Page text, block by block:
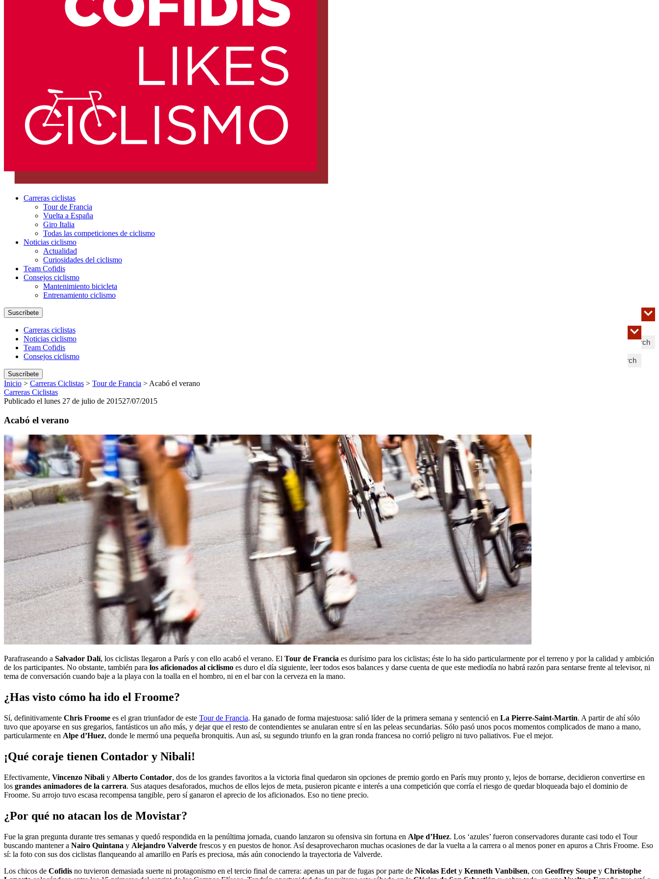
Carreras ciclistas
Tour de Francia
Vuelta a España
Giro Italia
Todas las competiciones de ciclismo
Noticias ciclismo
Actualidad
Curiosidades del ciclismo
Team Cofidis
Consejos ciclismo
Mantenimiento bicicleta
Entrenamiento ciclismo
Search
Suscríbete
Search
Carreras ciclistas
Noticias ciclismo
Team Cofidis
Consejos ciclismo
Suscríbete
Inicio > Carreras Ciclistas > Tour de Francia > Acabó el verano
Carreras Ciclistas
Publicado el lunes 27 de julio de 201527/07/2015
Acabó el verano
Parafraseando a Salvador Dalí, los ciclistas llegaron a París y con ello acabó el verano. El Tour de Francia es durísimo para los ciclistas; éste lo ha sido particularmente por el terreno y por la calidad y ambición
de los participantes. No obstante, también para los aficionados al ciclismo es duro el día siguiente, leer todos esos balances y darse cuenta de que este mediodía no habrá razón para sentarse frente al televisor, ni
tema de conversación cuando baje a la playa con la toalla en el hombro, ni en el bar con la cerveza en la mano.
¿Has visto cómo ha ido el Froome?
Sí, definitivamente Chris Froome es el gran triunfador de este Tour de Francia. Ha ganado de forma majestuosa: salió líder de la primera semana y sentenció en La Pierre-Saint-Martin. A partir de ahí sólo
tuvo que apoyarse en sus gregarios, fantásticos un año más, y dejar que el resto de contendientes se anularan entre sí en las peleas secundarias. Sólo pasó unos pocos momentos complicados de mano a mano,
particularmente en Alpe d’Huez, donde le mermó una pequeña bronquitis. Aun así, su segundo triunfo en la gran ronda francesa no corrió peligro ni tuvo paliativos. Fue el mejor.
¡Qué coraje tienen Contador y Nibali!
Efectivamente, Vincenzo Nibali y Alberto Contador, dos de los grandes favoritos a la victoria final quedaron sin opciones de premio gordo en París muy pronto y, lejos de borrarse, decidieron convertirse en
los grandes animadores de la carrera. Sus ataques desaforados, muchos de ellos lejos de meta, pusieron picante e interés a una competición que corría el riesgo de quedar bloqueada bajo el dominio de
Froome. Su arrojo tuvo escasa recompensa tangible, pero sí ganaron el aprecio de los aficionados. Eso no tiene precio.
¿Por qué no atacan los de Movistar?
Fue la gran pregunta durante tres semanas y quedó respondida en la penúltima jornada, cuando lanzaron su ofensiva sin fortuna en Alpe d’Huez. Los ‘azules’ fueron conservadores durante casi todo el Tour
buscando mantener a Nairo Quintana y Alejandro Valverde frescos y en puestos de honor. Así desaprovecharon muchas ocasiones de dar la vuelta a la carrera o al menos poner en apuros a Chris Froome. Eso
sí: la foto con sus dos ciclistas flanqueando al amarillo en París es preciosa, más aún conociendo la trayectoria de Valverde.
Los chicos de Cofidis no tuvieron demasiada suerte ni protagonismo en el tercio final de carrera: apenas un par de fugas por parte de Nicolas Edet y Kenneth Vanbilsen, con Geoffrey Soupe y Christophe